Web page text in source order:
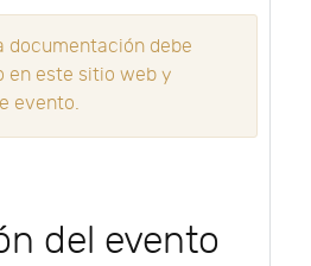
documentación debe
en este sitio web y
evento.
del evento